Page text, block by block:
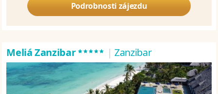
Podrobnosti zájezdu
Meliá Zanzibar***** | Zanzibar